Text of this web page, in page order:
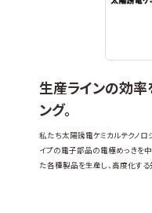
生産ラインの効率
ング。
私たち太陽誘電ケミカルテクノロ
イプの電子部品の電極めっきを
た各種製品を生産し、高度化する